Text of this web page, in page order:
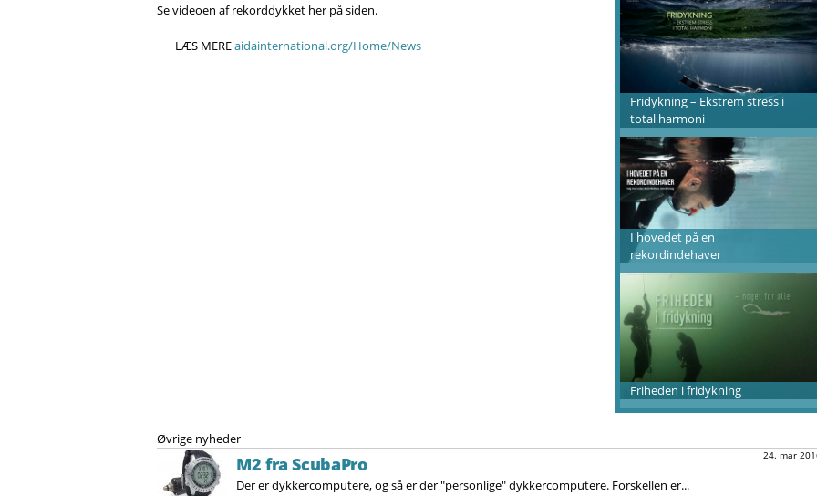
Se videoen af rekorddykket her på siden.
LÆS MEREaidainternational.org/Home/News
Fridykning – Ekstrem stress i
total harmoni
I hovedet på en
rekordindehaver
Friheden i fridykning
Øvrige nyheder
24. mar
M2 fra ScubaPro
Der er dykkercomputere, og så er der "personlige" dykkercomputere. Forskellen er...